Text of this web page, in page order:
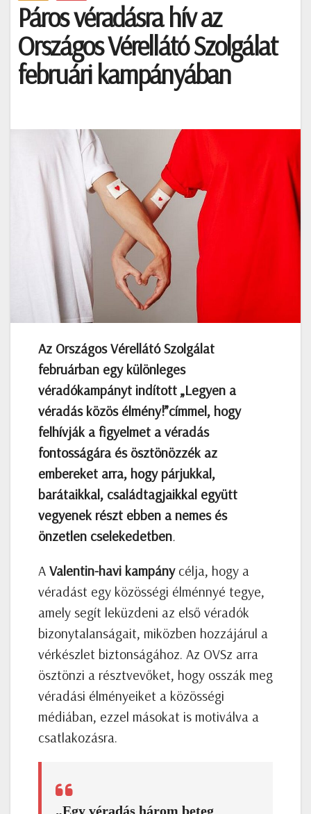
Páros véradásra hív az
Országos Vérellátó Szolgálat
februári kampányában
Az Országos Vérellátó Szolgálat
februárban egy különleges
véradókampányt indított „Legyen a
véradás közös élmény!”címmel, hogy
felhívják a figyelmet a véradás
fontosságára és ösztönözzék az
embereket arra, hogy párjukkal,
barátaikkal, családtagjaikkal együtt
vegyenek részt ebben a nemes és
önzetlen cselekedetben.
A Valentin-havi kampánycélja, hogy a
véradást egy közösségi élménnyé tegye,
amely segít leküzdeni az első véradók
bizonytalanságait, miközben hozzájárul a
vérkészlet biztonságához. Az OVSz arra
ösztönzi a résztvevőket, hogy osszák meg
véradási élményeiket a közösségi
médiában, ezzel másokat is motiválva a
csatlakozásra.
„Egy véradás három beteg